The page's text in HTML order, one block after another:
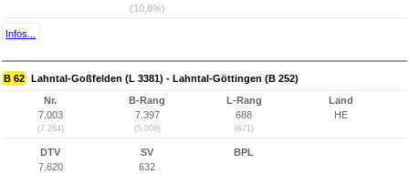
(10,8%)
Infos...
B 62 Lahntal-Goßfelden (L 3381) - Lahntal-Göttingen (B 252)
Nr.
7.003
(7.284)
B-Rang
7.397
(5.008)
L-Rang
688
(671)
Land
HE
DTV
7.620
SV
632
BPL